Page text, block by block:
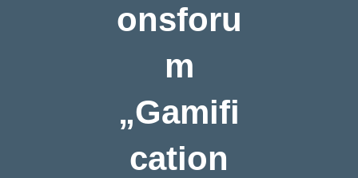
onsforu
m
„Gamifi
cation